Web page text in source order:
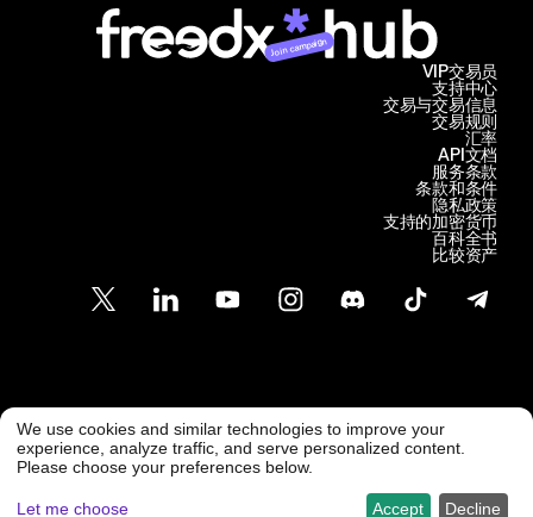
Join campaign
支持中心
交易与交易信息
VIP交易员
交易规则
汇率
API文档
服务条款
条款和条件
隐私政策
支持的加密货币
百科全书
比较资产
客户支持
support@freedx.com @ Freedx 2026
We use cookies and similar technologies to improve your
experience, analyze traffic, and serve personalized content.
Please choose your preferences below.
Let me choose Decline
Accept